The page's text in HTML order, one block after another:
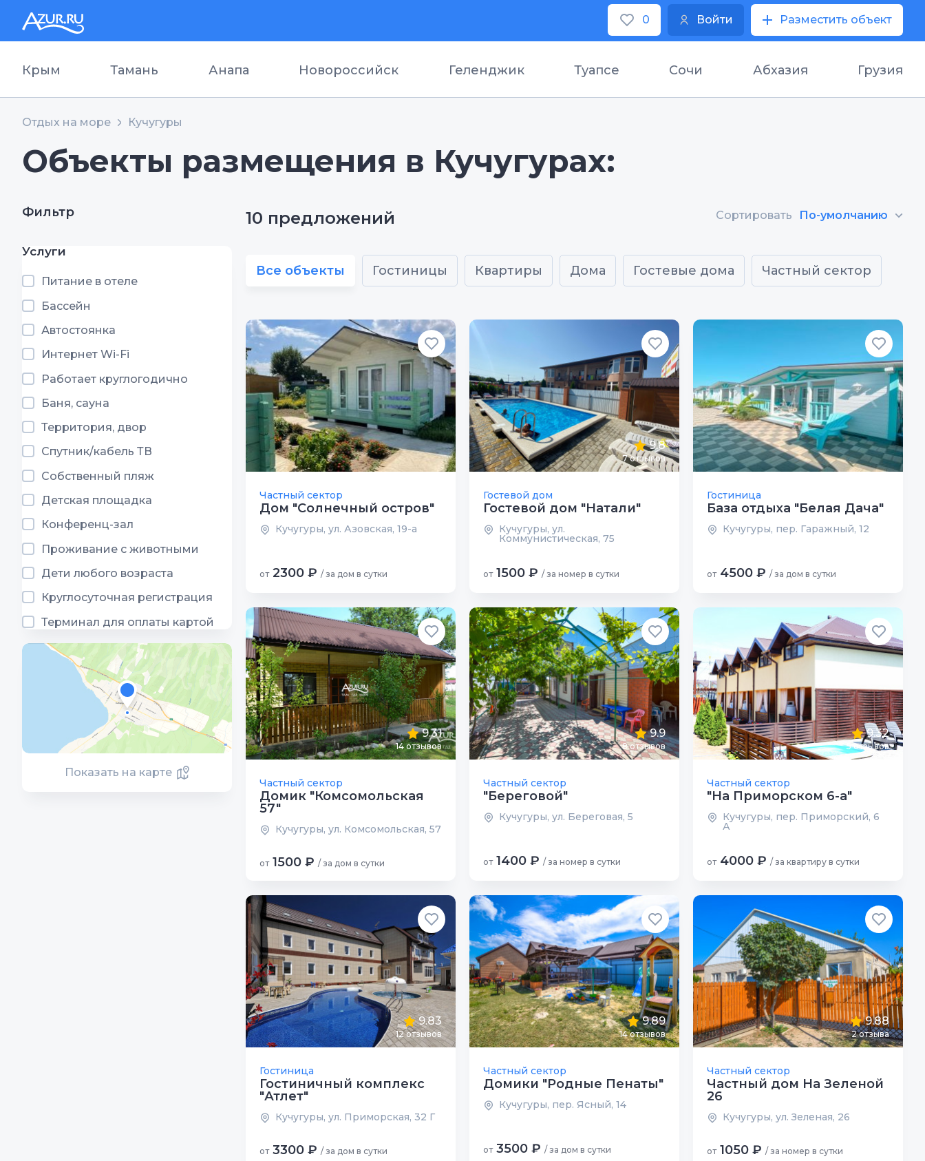
0 Войти Разместить объект
Крым Тамань Анапа Новороссийск Геленджик Туапсе Сочи Абхазия Грузия
Отдых на море Кучугуры
Объекты размещения в Кучугурах:
Фильтр
Услуги
Питание в отеле
Бассейн
Автостоянка
Интернет Wi-Fi
Работает круглогодично
Баня, сауна
Территория, двор
Спутник/кабель ТВ
Собственный пляж
Детская площадка
Конференц-зал
Проживание с животными
Дети любого возраста
Круглосуточная регистрация
Терминал для оплаты картой
Показать на карте
10 предложений Сортировать По-умолчанию
Все объекты Гостиницы Квартиры Дома Гостевые дома Частный сектор
Частный сектор
Дом "Солнечный остров"
Кучугуры, ул. Азовская, 19-а
от 2300 ₽ / за дом в сутки
9.8
7 отзывов
Гостевой дом
Гостевой дом "Натали"
Кучугуры, ул.
Коммунистическая, 75
от 1500 ₽ / за номер в сутки
Гостиница
База отдыха "Белая Дача"
Кучугуры, пер. Гаражный, 12
от 4500 ₽ / за дом в сутки
9.31
14 отзывов
Частный сектор
Домик "Комсомольская
57"
Кучугуры, ул. Комсомольская, 57
от 1500 ₽ / за дом в сутки
9.9
8 отзывов
Частный сектор
"Береговой"
Кучугуры, ул. Береговая, 5
от 1400 ₽ / за номер в сутки
9.32
5 отзывов
Частный сектор
"На Приморском 6-а"
Кучугуры, пер. Приморский, 6
А
от 4000 ₽ / за квартиру в сутки
9.83
12 отзывов
Гостиница
Гостиничный комплекс
"Атлет"
Кучугуры, ул. Приморская, 32 Г
от 3300 ₽ / за дом в сутки
9.89
14 отзывов
Частный сектор
Домики "Родные Пенаты"
Кучугуры, пер. Ясный, 14
от 3500 ₽ / за дом в сутки
9.88
2 отзыва
Частный сектор
Частный дом На Зеленой
26
Кучугуры, ул. Зеленая, 26
от 1050 ₽ / за номер в сутки